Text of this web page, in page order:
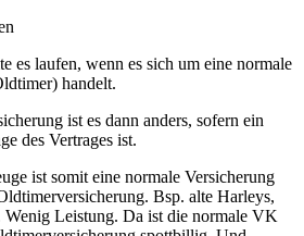
es laufen, wenn es sich um eine normale
handelt.
ist es dann anders, sofern ein
des Vertrages ist.
ist somit eine normale Versicherung
Bsp. alte Harleys,
Wenig Leistung. Da ist die normale VK